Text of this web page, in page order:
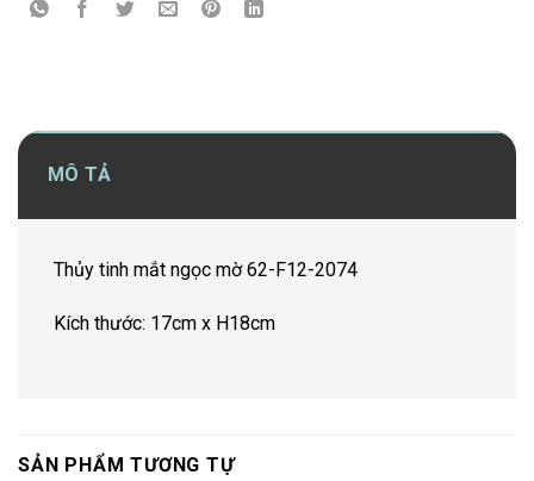
MÔ TẢ
Thủy tinh mắt ngọc mờ 62-F12-2074
Kích thước: 17cm x H18cm
SẢN PHẨM TƯƠNG TỰ